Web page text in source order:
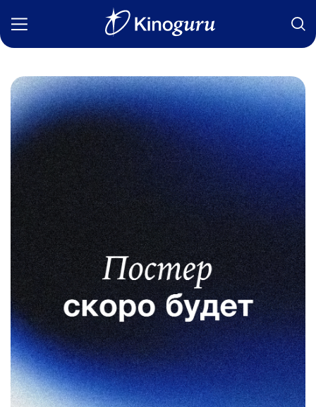
Фильмы
Статьи
Сериалы
Новости
Подборки
Рецензии
О нас
Авторы